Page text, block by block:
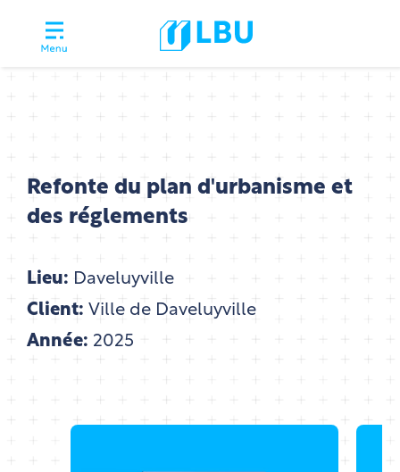
Refonte du plan d'urbanisme et
des réglements
Lieu: Daveluyville
Client: Ville de Daveluyville
Année: 2025